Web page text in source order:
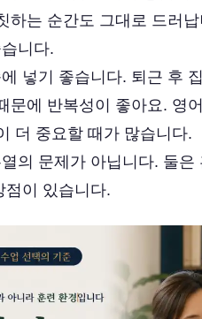
하는 순간도 그대로 드러
니다.
넣기 좋습니다. 퇴근 후
문에 반복성이 좋아요. 영
더 중요할 때가 많습니다.
의 문제가 아닙니다. 둘
점이 있습니다.